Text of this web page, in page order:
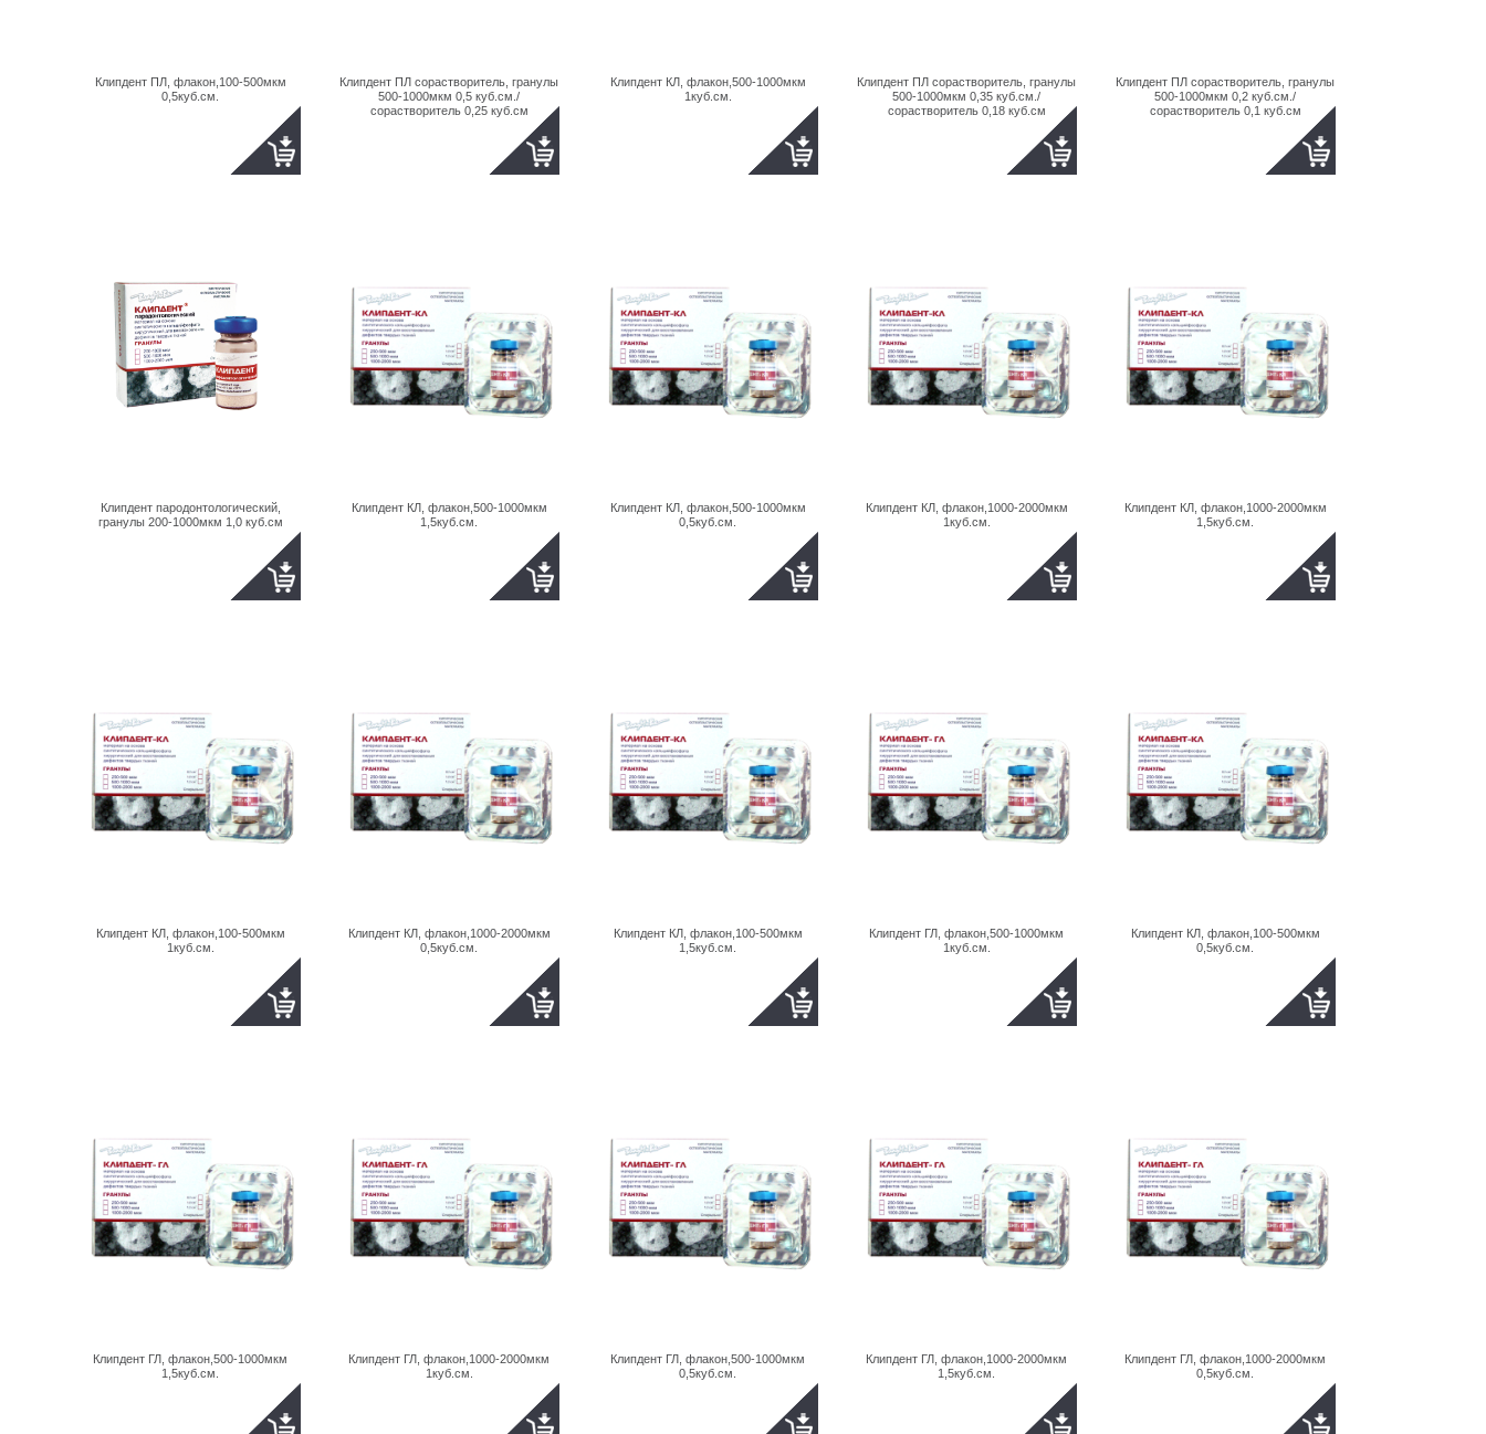
Клипдент ПЛ, флакон,100-500мкм
0,5куб.см.
Клипдент ПЛ сорастворитель, гранулы
500-1000мкм 0,5 куб.см./
сорастворитель 0,25 куб.см
Клипдент КЛ, флакон,500-1000мкм
1куб.см.
Клипдент ПЛ сорастворитель, гранулы
500-1000мкм 0,35 куб.см./
сорастворитель 0,18 куб.см
Клипдент ПЛ сорастворитель, гранулы
500-1000мкм 0,2 куб.см./
сорастворитель 0,1 куб.см
Клипдент пародонтологический,
гранулы 200-1000мкм 1,0 куб.см
Клипдент КЛ, флакон,500-1000мкм
1,5куб.см.
Клипдент КЛ, флакон,500-1000мкм
0,5куб.см.
Клипдент КЛ, флакон,1000-2000мкм
1куб.см.
Клипдент КЛ, флакон,1000-2000мкм
1,5куб.см.
Клипдент КЛ, флакон,100-500мкм
1куб.см.
Клипдент КЛ, флакон,1000-2000мкм
0,5куб.см.
Клипдент КЛ, флакон,100-500мкм
1,5куб.см.
Клипдент ГЛ, флакон,500-1000мкм
1куб.см.
Клипдент КЛ, флакон,100-500мкм
0,5куб.см.
Клипдент ГЛ, флакон,500-1000мкм
1,5куб.см.
Клипдент ГЛ, флакон,1000-2000мкм
1куб.см.
Клипдент ГЛ, флакон,500-1000мкм
0,5куб.см.
Клипдент ГЛ, флакон,1000-2000мкм
1,5куб.см.
Клипдент ГЛ, флакон,1000-2000мкм
0,5куб.см.